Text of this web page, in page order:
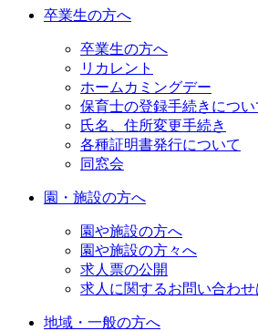
卒業生の方へ
卒業生の方へ
リカレント
ホームカミングデー
保育士の登録手続きについ
氏名、住所変更手続き
各種証明書発行について
同窓会
園・施設の方へ
園や施設の方へ
園や施設の方々へ
求人票の公開
求人に関するお問い合わせ
地域・一般の方へ